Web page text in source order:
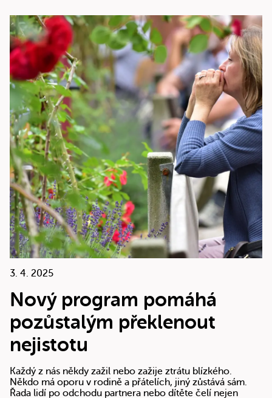
3. 4. 2025
Nový program pomáhá
pozůstalým překlenout
nejistotu
Každý z nás někdy zažil nebo zažije ztrátu blízkého.
Někdo má oporu v rodině a přátelích, jiný zůstává sám.
Řada lidí po odchodu partnera nebo dítěte čelí nejen